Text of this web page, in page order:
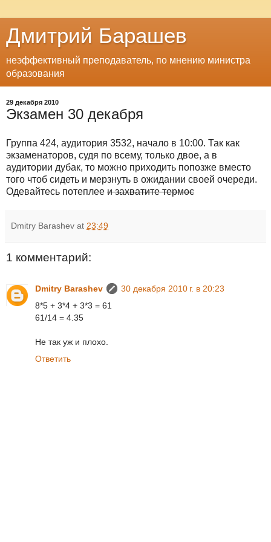
Дмитрий Барашев
неэффективный преподаватель, по мнению министра
образования
29 декабря 2010
Экзамен 30 декабря
Группа 424, аудитория 3532, начало в 10:00. Так как
экзаменаторов, судя по всему, только двое, а в
аудитории дубак, то можно приходить попозже вместо
того чтоб сидеть и мерзнуть в ожидании своей очереди.
Одевайтесь потеплее и захватите термос
Dmitry Barashev at 23:49
1 комментарий:
Dmitry Barashev
30 декабря 2010 г. в 20:23
8*5 + 3*4 + 3*3 = 61
61/14 = 4.35
Не так уж и плохо.
Ответить